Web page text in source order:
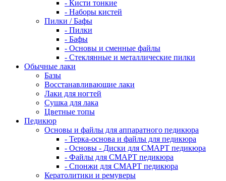
- Кисти тонкие
- Наборы кистей
Пилки / Бафы
- Пилки
- Бафы
- Основы и сменные файлы
- Стеклянные и металлические пилки
Обычные лаки
Базы
Восстанавливающие лаки
Лаки для ногтей
Сушка для лака
Цветные топы
Педикюр
Основы и файлы для аппаратного педикюра
- Терка-основа и файлы для педикюра
- Основы - Диски для СМАРТ педикюра
- Файлы для СМАРТ педикюра
- Спонжи для СМАРТ педикюра
Кератолитики и ремуверы